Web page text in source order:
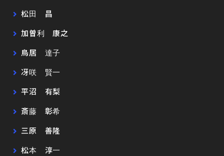
松田 昌
加曽利 康之
鳥居 達子
冴咲 賢一
平沼 有梨
斎藤 彰希
三原 善隆
松本 淳一